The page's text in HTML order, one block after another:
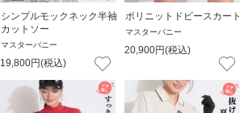
シンプルモックネック半袖
カットソー
マスターバニー
19,800円(税込)
ポリニットドビースカート
マスターバニー
20,900円(税込)